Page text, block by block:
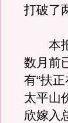
打破了
本报
数月前
有“扶
太平山
欣嫁入